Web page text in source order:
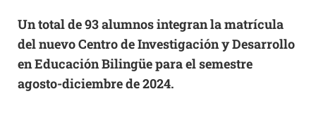
Un total de 93 alumnos integran la matrícula
del nuevo Centro de Investigación y Desarrollo
en Educación Bilingüe para el semestre
agosto-diciembre de 2024.